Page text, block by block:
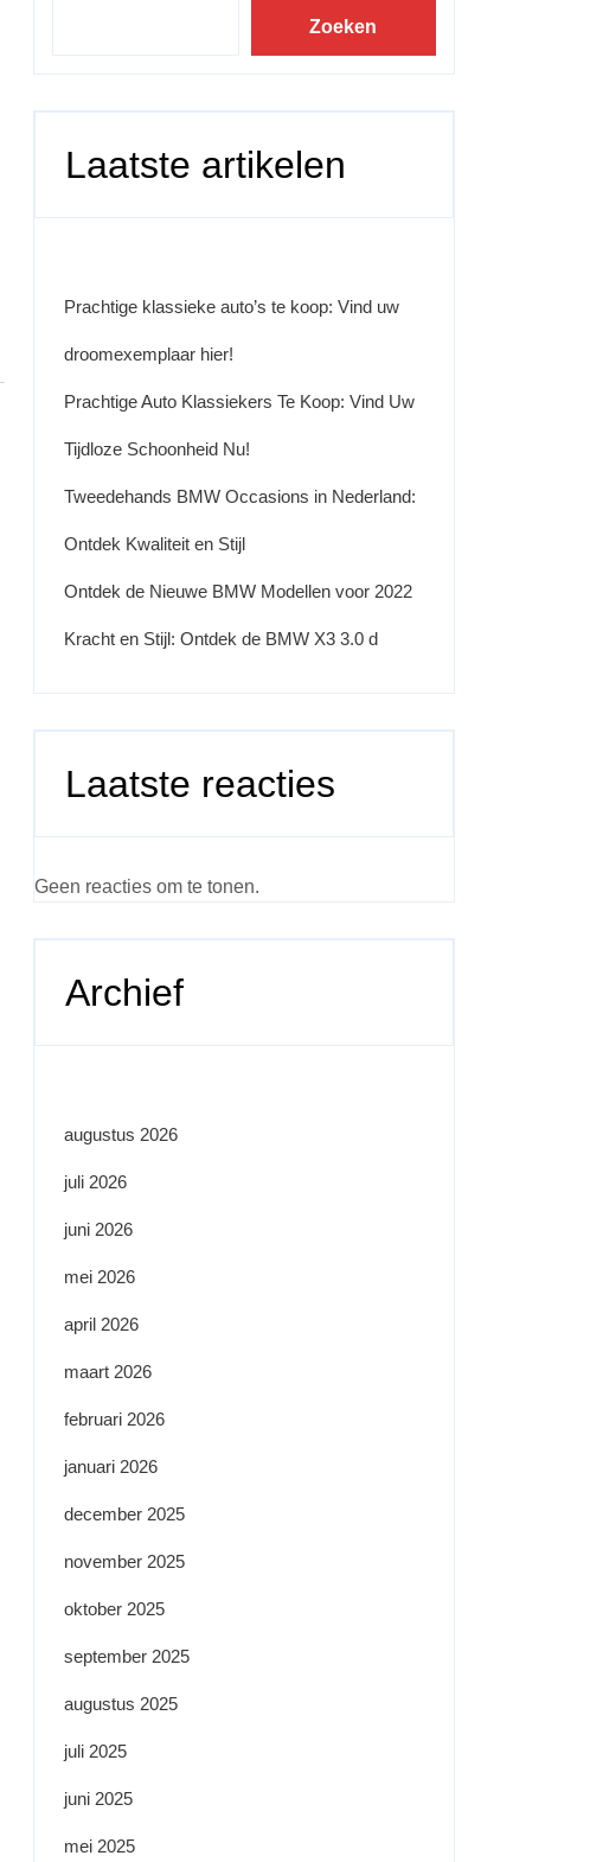
Zoeken
Laatste artikelen
Prachtige klassieke auto’s te koop: Vind uw
droomexemplaar hier!
Prachtige Auto Klassiekers Te Koop: Vind Uw
Tijdloze Schoonheid Nu!
Tweedehands BMW Occasions in Nederland:
Ontdek Kwaliteit en Stijl
Ontdek de Nieuwe BMW Modellen voor 2022
Kracht en Stijl: Ontdek de BMW X3 3.0 d
Laatste reacties
Geen reacties om te tonen.
Archief
augustus 2026
juli 2026
juni 2026
mei 2026
april 2026
maart 2026
februari 2026
januari 2026
december 2025
november 2025
oktober 2025
september 2025
augustus 2025
juli 2025
juni 2025
mei 2025